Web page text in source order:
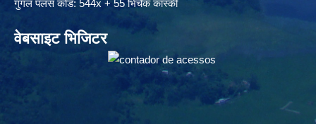
गुगल पलस कोड: 544x + 55 भिर्चेक कास्की
वेबसाइट भिजिटर